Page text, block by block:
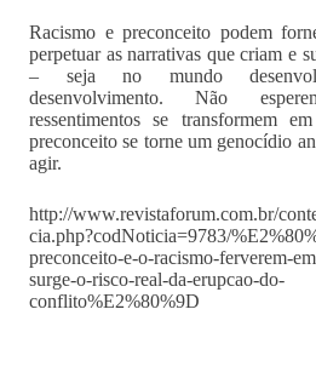
Racismo e preconceito podem
perpetuar as narrativas que criam e
– seja no mundo
desenvolvimento. Não
ressentimentos se transformem
preconceito se torne um genocídio
agir.
http://www.revistaforum.com.br/
cia.php?codNoticia=9783/
preconceito-e-o-racismo-ferverem-
surge-o-risco-real-da-erupcao-do-
conflito%E2%80%9D